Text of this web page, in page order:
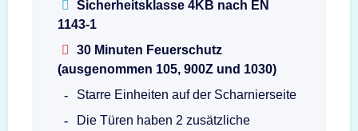
Sicherheitsklasse 4KB nach EN
1143-1
30 Minuten Feuerschutz
(ausgenommen 105, 900Z und 1030)
Starre Einheiten auf der Scharnierseite
Die Türen haben 2 zusätzliche